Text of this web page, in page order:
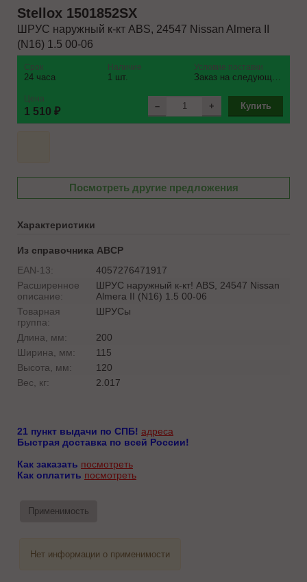
Stellox 1501852SX
ШРУС наружный к-кт ABS, 24547 Nissan Almera II
(N16) 1.5 00-06
Срок
24 часа
Наличие
1 шт.
Условие поставки
Цена
1 510 ₽ – + Купить
Посмотреть другие предложения
Характеристики
Из справочника ABCP
EAN-13:
4057276471917
Расширенное
описание:
ШРУС наружный к-кт! ABS, 24547 Nissan
Almera II (N16) 1.5 00-06
Товарная
группа:
ШРУСы
Длина, мм:
200
Ширина, мм:
115
Высота, мм:
120
Вес, кг:
2.017
21 пункт выдачи по СПБ! адреса
Быстрая доставка по всей России!
Как заказать посмотреть
Как оплатить посмотреть
Применимость
Нет информации о применимости